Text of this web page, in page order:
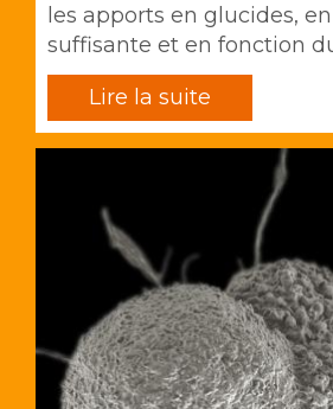
les apports en glucides,
suffisante et en fonction
Lire la suite